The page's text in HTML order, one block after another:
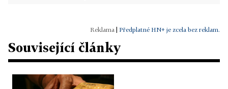
Předplatné HN+ je zcela bez reklam.
Související články